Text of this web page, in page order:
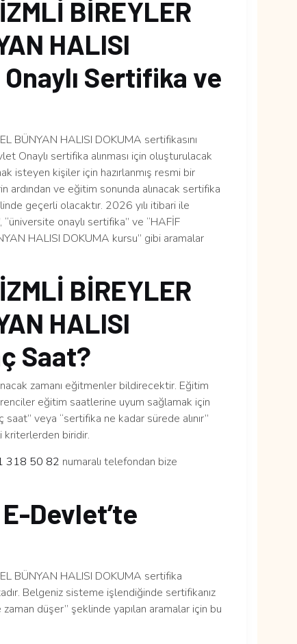
BİREYLER
HALISI
Sertifika ve
BÜNYAN HALISI DOKUMA sertifikasını
Onaylı sertifika alınması için oluşturulacak
isteyen kişiler için hazırlanmış resmi bir
ardından ve eğitim sonunda alınacak sertifika
geçerli olacaktır. 2026 yılı itibari ile
“üniversite onaylı sertifika” ve “HAFİF
HALISI DOKUMA kursu” gibi aramalar
BİREYLER
HALISI
Saat?
zamanı eğitmenler bildirecektir. Eğitim
eğitim saatlerine uyum sağlamak için
veya “sertifika ne kadar sürede alınır”
kriterlerden biridir.
318 50 82 numaralı telefondan bize
Devlet’te
BÜNYAN HALISI DOKUMA sertifika
Belgeniz sisteme işlendiğinde sertifikanız
düşer” şeklinde yapılan aramalar için bu